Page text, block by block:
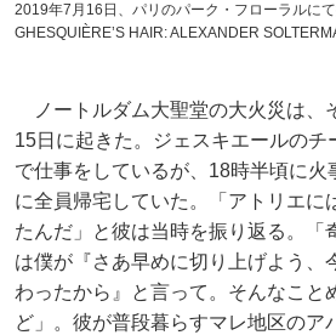
2019年7月16日、パリのパーク・フローラルに
GHESQUIÈRE’S HAIR: ALEXANDER
ノートルダム大聖堂の大火災は、
15日に起きた。ジェスキエールのチ
で仕事をしているが、18時半頃に火
に全員帰宅していた。「アトリエに
たんだ」と彼は当時を振り返る。「
は僕が『さあ早めに切り上げよう、
わったから』と言って。そんなこと
ど」。彼が普段暮らすマレ地区のア